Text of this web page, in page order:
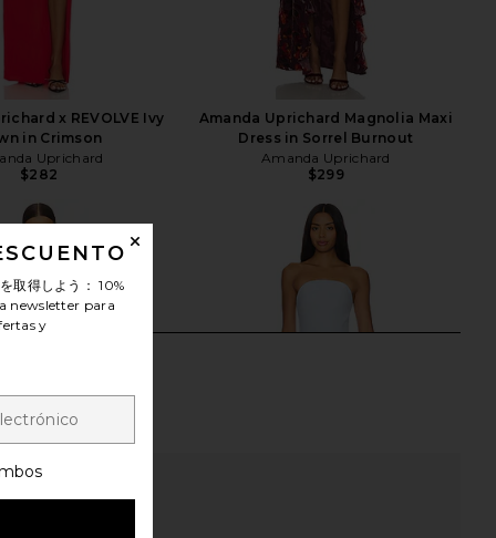
x REVOLVE Ivy
in Crimson
Uprichard
$282
Amanda Uprichard Magnolia Maxi
Dress in Sorrel Burnout
Amanda Uprichard
$299
取得しよう：10%
newsletter para
y